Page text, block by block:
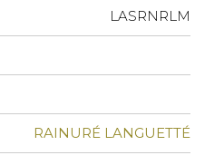
LASRNRLM
RAINURÉ LANGUETTÉ